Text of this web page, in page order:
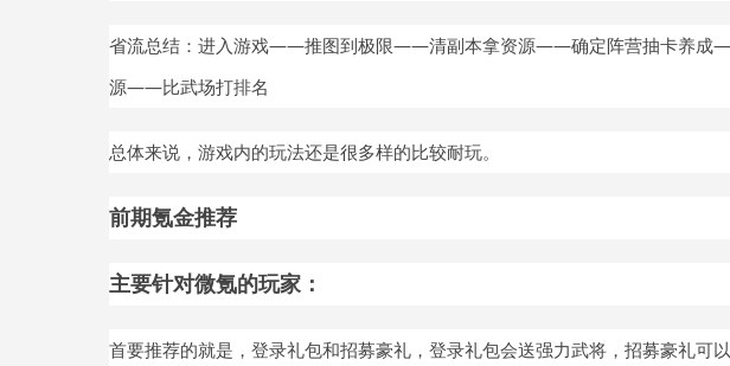
省流总结：进入游戏——推图到极限——清副本拿资源——确定阵营抽卡养成
源——比武场打排名
总体来说，游戏内的玩法还是很多样的比较耐玩。
前期氪金推荐
主要针对微氪的玩家：
首要推荐的就是，登录礼包和招募豪礼，登录礼包会送强力武将，招募豪礼可